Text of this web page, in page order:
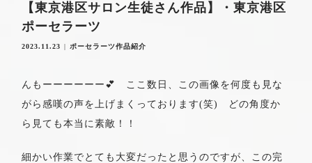
【東京港区サロン生徒さん作品】・東京港区
ポーセラーツ
2023.11.23 ポーセラーツ作品紹介
んもーーーーーー💕 ここ数日、この画像を何度も見な
がら感嘆の声を上げまくっております(笑) どの角度か
ら見ても本当に素敵！！
細かい作業でとても大変だったと思うのですが、この完